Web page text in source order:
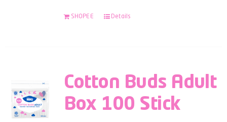
SHOPEE Details
Cotton Buds Adult
Box 100 Stick